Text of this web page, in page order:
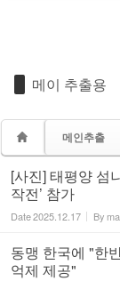
메이 추출용
메인추출
[사진] 태평양 섬
작전’ 참가
Date2025.12.17 By
동맹 한국에 "한
억제 제공"